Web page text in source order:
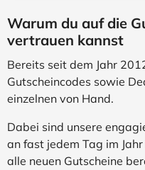
Warum du auf die
vertrauen kannst
Bereits seit dem Jahr
Gutscheincodes sowie
einzelnen von Hand.
Dabei sind unsere
an fast jedem Tag im
alle neuen Gutscheine